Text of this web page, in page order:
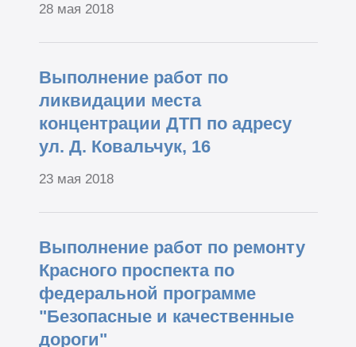
28 мая 2018
Выполнение работ по
ликвидации места
концентрации ДТП по адресу
ул. Д. Ковальчук, 16
23 мая 2018
Выполнение работ по ремонту
Красного проспекта по
федеральной программе
"Безопасные и качественные
дороги"